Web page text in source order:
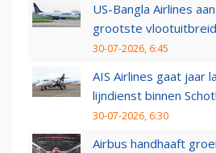
US-Bangla Airlines
grootste
30-07-2026, 6:45
AIS Airlines gaat jaar
lijndienst binnen
30-07-2026, 6:30
Airbus handhaaft